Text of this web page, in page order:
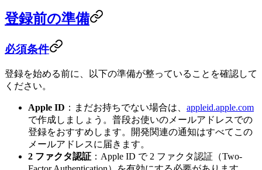
登録前の準備
必須条件
登録を始める前に、以下の準備が整っていることを確認して
ください。
Apple ID ：まだお持ちでない場合は、 appleid.apple.com
で作成しましょう。普段お使いのメールアドレスでの
登録をおすすめします。開発関連の通知はすべてこの
メールアドレスに届きます。
2 ファクタ認証 ：Apple ID で 2 ファクタ認証（Two-